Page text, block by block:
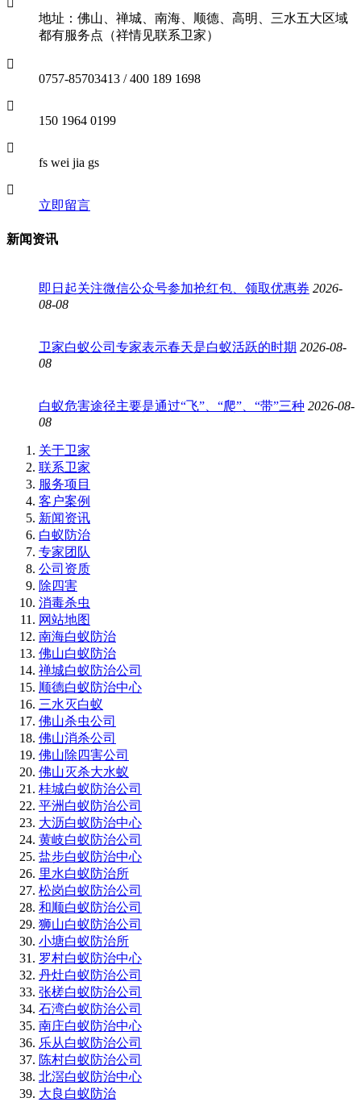
地址：佛山、禅城、南海、顺德、高明、三水五大区域
都有服务点（祥情见联系卫家）
0757-85703413 / 400 189 1698
150 1964 0199
fs wei jia gs
立即留言
新闻资讯
即日起关注微信公众号参加抢红包、领取优惠券 2026-
08-08
卫家白蚁公司专家表示春天是白蚁活跃的时期 2026-08-
08
白蚁危害途径主要是通过“飞”、“爬”、“带”三种 2026-08-
08
关于卫家
联系卫家
服务项目
客户案例
新闻资讯
白蚁防治
专家团队
公司资质
除四害
消毒杀虫
网站地图
南海白蚁防治
佛山白蚁防治
禅城白蚁防治公司
顺德白蚁防治中心
三水灭白蚁
佛山杀虫公司
佛山消杀公司
佛山除四害公司
佛山灭杀大水蚁
桂城白蚁防治公司
平洲白蚁防治公司
大沥白蚁防治中心
黄岐白蚁防治公司
盐步白蚁防治中心
里水白蚁防治所
松岗白蚁防治公司
和顺白蚁防治公司
狮山白蚁防治公司
小塘白蚁防治所
罗村白蚁防治中心
丹灶白蚁防治公司
张槎白蚁防治公司
石湾白蚁防治公司
南庄白蚁防治中心
乐从白蚁防治公司
陈村白蚁防治公司
北滘白蚁防治中心
大良白蚁防治